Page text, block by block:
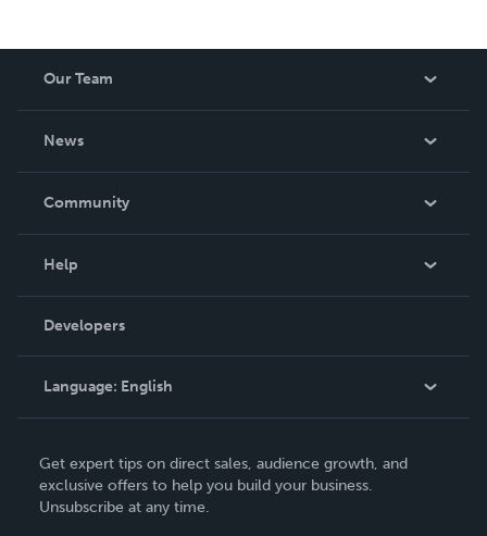
Our Team
News
In The News
Community
Podcast
Help
Order Lookup
Knowledge Base
Contact Support
Developers
Language: English
Deutsch
Français
Get expert tips on direct sales, audience growth, and
exclusive offers to help you build your business.
Unsubscribe at any time.